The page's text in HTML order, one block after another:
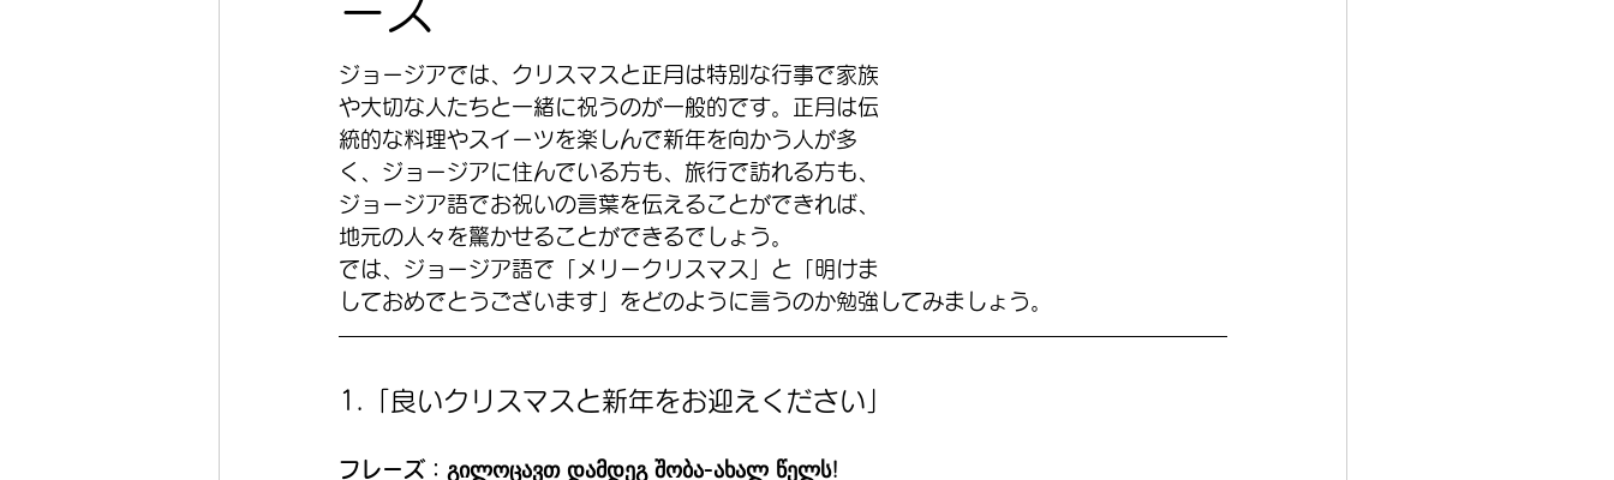
ーズ
ジョージアでは、クリスマスと正月は特別な行事で家族
や大切な人たちと一緒に祝うのが一般的です。正月は伝
統的な料理やスイーツを楽しんで新年を向かう人が多
く、ジョージアに住んでいる方も、旅行で訪れる方も、
ジョージア語でお祝いの言葉を伝えることができれば、
地元の人々を驚かせることができるでしょう。
では、ジョージア語で「メリークリスマス」と「明けま
しておめでとうございます」をどのように言うのか勉強してみましょう。
1.「良いクリスマスと新年をお迎えください」
フレーズ：გილოცავთ დამდეგ შობა-ახალ წელს!